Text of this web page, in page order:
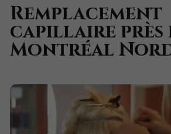
Remplacement
capillaire près
Montréal